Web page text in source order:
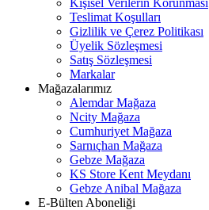
Teslimat Koşulları
Gizlilik ve Çerez Politikası
Üyelik Sözleşmesi
Satış Sözleşmesi
Markalar
Mağazalarımız
Alemdar Mağaza
Ncity Mağaza
Cumhuriyet Mağaza
Sarnıçhan Mağaza
Gebze Mağaza
KS Store Kent Meydanı
Gebze Anibal Mağaza
E-Bülten Aboneliği